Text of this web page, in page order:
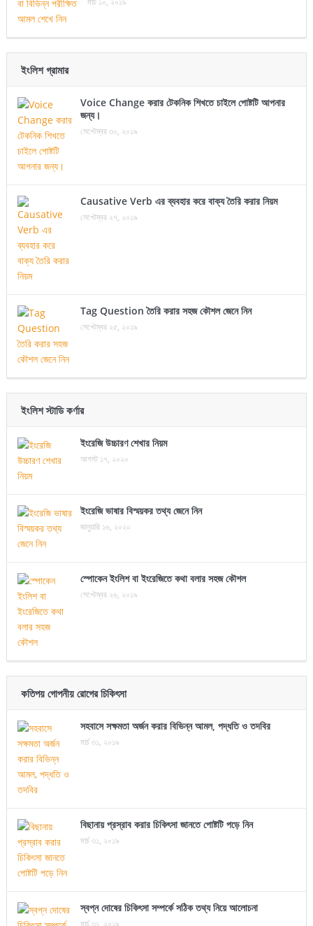
ইংলিশ গ্রামার
Voice Change করার টেকনিক শিখতে চাইলে পোষ্টটি আপনার
জন্য।
সেপ্টেম্বর ৩০, ২০১৯
Causative Verb এর ব্যবহার করে বাক্য তৈরি করার নিয়ম
সেপ্টেম্বর ২৭, ২০১৯
Tag Question তৈরি করার সহজ কৌশল জেনে নিন
সেপ্টেম্বর ২৫, ২০১৯
ইংলিশ স্টাডি কর্ণার
ইংরেজি উচ্চারণ শেখার নিয়ম
আগস্ট ১৭, ২০২০
ইংরেজি ভাষার বিস্ময়কর তথ্য জেনে নিন
জানুয়ারি ১৬, ২০২০
স্পোকেন ইংলিশ বা ইংরেজিতে কথা বলার সহজ কৌশল
সেপ্টেম্বর ২৬, ২০১৯
কতিপয় গোপনীয় রোগের চিকিৎসা
সহবাসে সক্ষমতা অর্জন করার বিভিন্ন আমল, পদ্ধতি ও তদবির
মার্চ ৩১, ২০১৯
বিছানায় প্রস্রাব করার চিকিৎসা জানতে পোষ্টটি পড়ে নিন
মার্চ ৩১, ২০১৯
স্বপ্ন দোষের চিকিৎসা সম্পর্কে সঠিক তথ্য নিয়ে আলোচনা